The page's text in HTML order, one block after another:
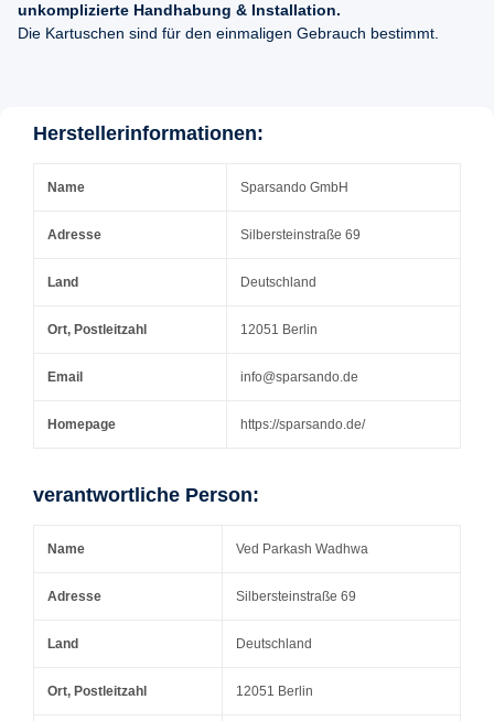
unkomplizierte Handhabung & Installation.
Die Kartuschen sind für den einmaligen Gebrauch bestimmt.
Herstellerinformationen:
Name Sparsando GmbH
Adresse Silbersteinstraße 69
Land Deutschland
Ort, Postleitzahl 12051 Berlin
Email info@sparsando.de
Homepage https://sparsando.de/
verantwortliche Person:
Name Ved Parkash Wadhwa
Adresse Silbersteinstraße 69
Land Deutschland
Ort, Postleitzahl 12051 Berlin